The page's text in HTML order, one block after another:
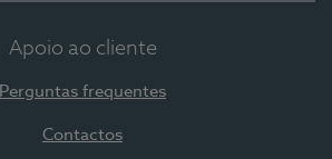
Apoio ao cliente
Perguntas frequentes
Contactos